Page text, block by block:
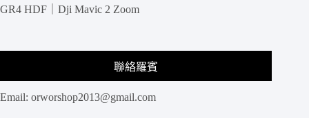
GR4 HDF｜Dji Mavic 2 Zoom
聯絡羅賓
Email: orworshop2013@gmail.com